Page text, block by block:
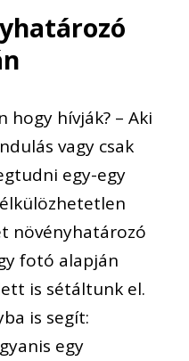
hogy hívják? – Aki
vagy csak
egy-egy
növényhatározó
fotó alapján
is sétáltunk el.
is segít:
egy